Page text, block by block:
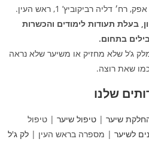
דליה רביקוביץ’ 1, ראש העין.
שנות ניסיון, בעלת תעודות לימודים והכשרות
בתחום.
ג’ל שלא מחזיק או משיער שלא נראה
שאת רוצה.
שלנו
שיער | טיפול שיער | טיפול
לשיער | מספרה בראש העין | לק ג'ל